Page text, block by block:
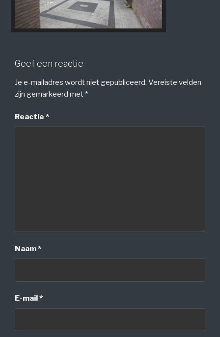
Geef een reactie
Je e-mailadres wordt niet gepubliceerd. Vereiste velden
zijn gemarkeerd met *
Reactie *
Naam*
E-mail*